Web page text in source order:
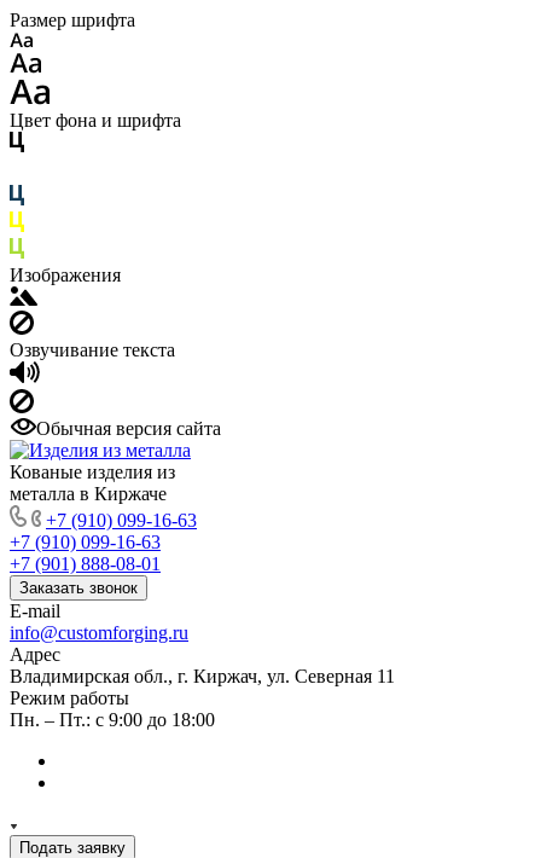
Размер шрифта
Цвет фона и шрифта
Изображения
Озвучивание текста
Обычная версия сайта
Кованые изделия из
металла в Киржаче
+7 (910) 099-16-63
+7 (910) 099-16-63
+7 (901) 888-08-01
Заказать звонок
E-mail
info@customforging.ru
Адрес
Владимирская обл., г. Киржач, ул. Северная 11
Режим работы
Пн. – Пт.: с 9:00 до 18:00
Подать заявку